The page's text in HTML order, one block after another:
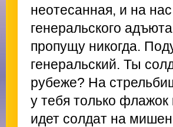
неотесанная, и на
генеральского
пропущу никогда.
генеральский. Ты
рубеже? На
у тебя только
идет солдат на